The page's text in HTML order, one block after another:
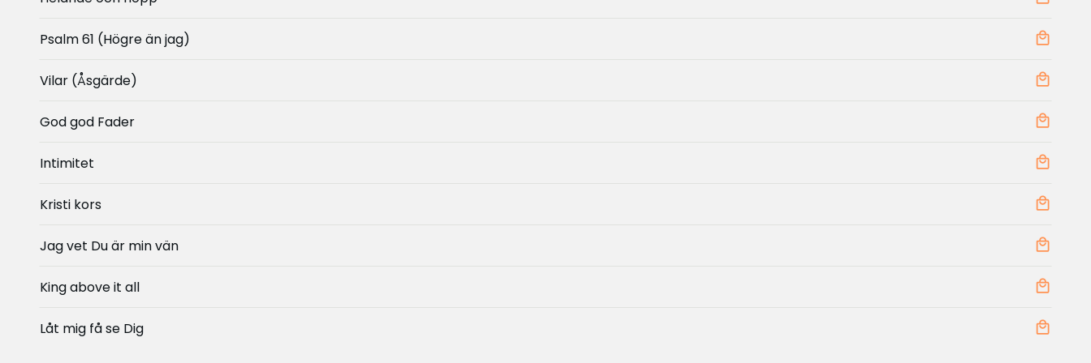
Psalm 61 (Högre än jag)
Vilar (Åsgärde)
God god Fader
Intimitet
Kristi kors
Jag vet Du är min vän
King above it all
Låt mig få se Dig